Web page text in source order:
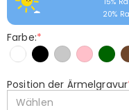
20%
Farbe:*
Position der Ärmelgravur
Wählen